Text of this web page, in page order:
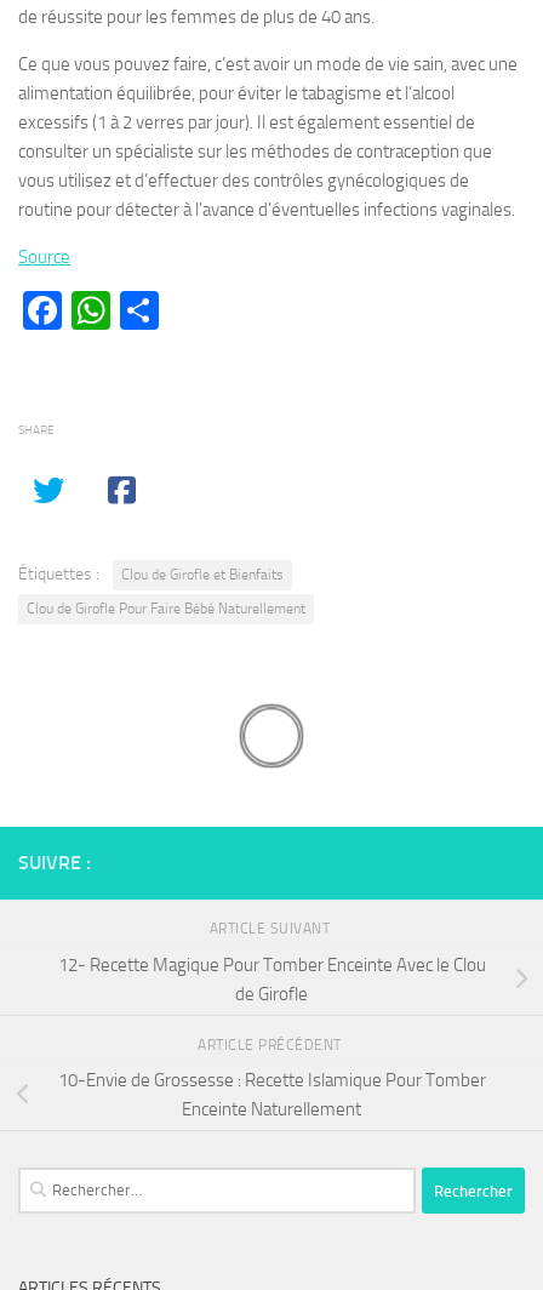
de réussite pour les femmes de plus de 40 ans.
Ce que vous pouvez faire, c’est avoir un mode de vie sain, avec une
alimentation équilibrée, pour éviter le tabagisme et l’alcool
excessifs (1 à 2 verres par jour). Il est également essentiel de
consulter un spécialiste sur les méthodes de contraception que
vous utilisez et d’effectuer des contrôles gynécologiques de
routine pour détecter à l’avance d’éventuelles infections vaginales.
Source
Facebook
WhatsApp
SHARE
Étiquettes :
Clou de Girofle et Bienfaits
Clou de Girofle Pour Faire Bébé Naturellement
SUIVRE :
ARTICLE SUIVANT
12- Recette Magique Pour Tomber Enceinte Avec le Clou
de Girofle
ARTICLE PRÉCÉDENT
10-Envie de Grossesse : Recette Islamique Pour Tomber
Enceinte Naturellement
Rechercher :